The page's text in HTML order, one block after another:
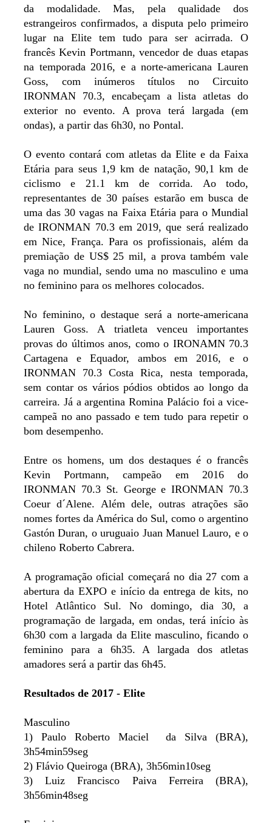
da modalidade. Mas, pela qualidade dos
estrangeiros confirmados, a disputa pelo primeiro
lugar na Elite tem tudo para ser acirrada. O
francês Kevin Portmann, vencedor de duas etapas
na temporada 2016, e a norte-americana Lauren
Goss, com inúmeros títulos no Circuito
IRONMAN 70.3, encabeçam a lista atletas do
exterior no evento. A prova terá largada (em
ondas), a partir das 6h30, no Pontal.
O evento contará com atletas da Elite e da Faixa
Etária para seus 1,9 km de natação, 90,1 km de
ciclismo e 21.1 km de corrida. Ao todo,
representantes de 30 países estarão em busca de
uma das 30 vagas na Faixa Etária para o Mundial
de IRONMAN 70.3 em 2019, que será realizado
em Nice, França. Para os profissionais, além da
premiação de US$ 25 mil, a prova também vale
vaga no mundial, sendo uma no masculino e uma
no feminino para os melhores colocados.
No feminino, o destaque será a norte-americana
Lauren Goss. A triatleta venceu importantes
provas do últimos anos, como o IRONAMN 70.3
Cartagena e Equador, ambos em 2016, e o
IRONMAN 70.3 Costa Rica, nesta temporada,
sem contar os vários pódios obtidos ao longo da
carreira. Já a argentina Romina Palácio foi a vice-
campeã no ano passado e tem tudo para repetir o
bom desempenho.
Entre os homens, um dos destaques é o francês
Kevin Portmann, campeão em 2016 do
IRONMAN 70.3 St. George e IRONMAN 70.3
Coeur d´Alene. Além dele, outras atrações são
nomes fortes da América do Sul, como o argentino
Gastón Duran, o uruguaio Juan Manuel Lauro, e o
chileno Roberto Cabrera.
A programação oficial começará no dia 27 com a
abertura da EXPO e início da entrega de kits, no
Hotel Atlântico Sul. No domingo, dia 30, a
programação de largada, em ondas, terá início às
6h30 com a largada da Elite masculino, ficando o
feminino para a 6h35. A largada dos atletas
amadores será a partir das 6h45.
Resultados de 2017 - Elite
Masculino
1) Paulo Roberto Maciel da Silva (BRA),
3h54min59seg
2) Flávio Queiroga (BRA), 3h56min10seg
3) Luiz Francisco Paiva Ferreira (BRA),
3h56min48seg